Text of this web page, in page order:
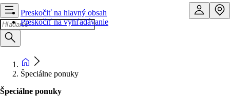
Preskočiť na hlavný obsah
Preskočiť na vyhľadávanie
Špeciálne ponuky
Špeciálne ponuky